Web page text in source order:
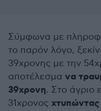
Σύμφωνα με
το παρόν λόγο,
39χρονης με την
αποτέλεσμα να
39χρονη. Στο άγριο
31χρονος